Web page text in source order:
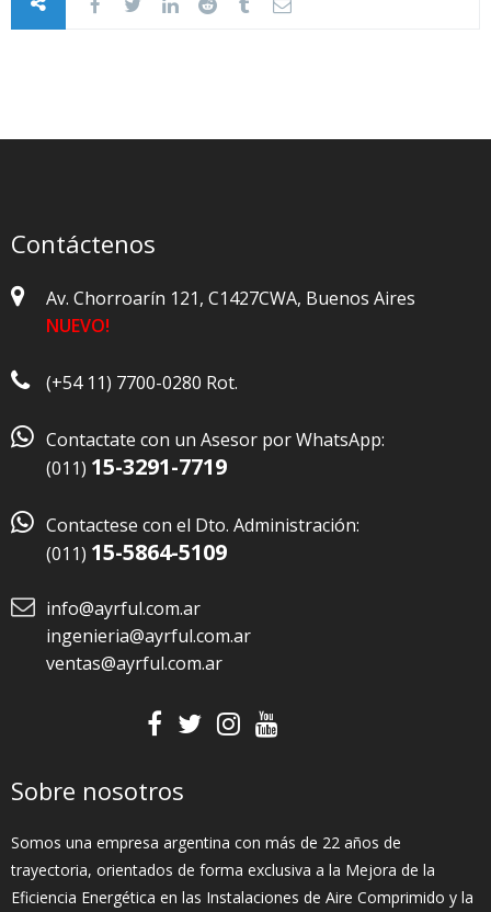
Contáctenos
Av. Chorroarín 121, C1427CWA, Buenos Aires
NUEVO!
(+54 11) 7700-0280 Rot.
 Contactate con un Asesor por WhatsApp:
(011) 15-3291-7719
 Contactese con el Dto. Administración:
(011) 15-5864-5109
info@ayrful.com.ar
ingenieria@ayrful.com.ar
ventas@ayrful.com.ar
Sobre nosotros
Somos una empresa argentina con más de 22 años de
trayectoria, orientados de forma exclusiva a la Mejora de la
Eficiencia Energética en las Instalaciones de Aire Comprimido y la